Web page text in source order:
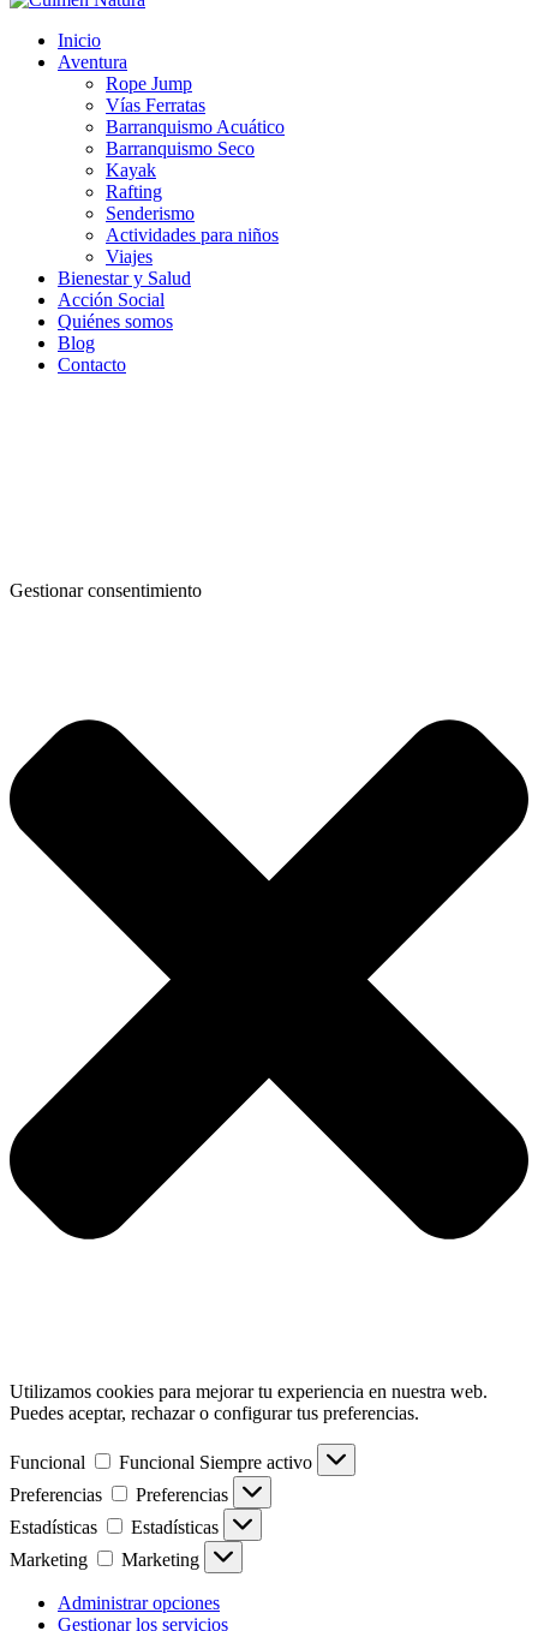
Inicio
Aventura
Rope Jump
Vías Ferratas
Barranquismo Acuático
Barranquismo Seco
Kayak
Rafting
Senderismo
Actividades para niños
Viajes
Bienestar y Salud
Acción Social
Quiénes somos
Blog
Contacto
Gestionar consentimiento
Utilizamos cookies para mejorar tu experiencia en nuestra web.
Puedes aceptar, rechazar o configurar tus preferencias.
Funcional Funcional Siempre activo
Preferencias
Preferencias
Estadísticas
Estadísticas
Marketing
Marketing
Administrar opciones
Gestionar los servicios